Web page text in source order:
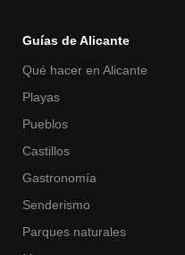
Guías de Alicante
Qué hacer en Alicante
Playas
Pueblos
Castillos
Gastronomía
Senderismo
Parques naturales